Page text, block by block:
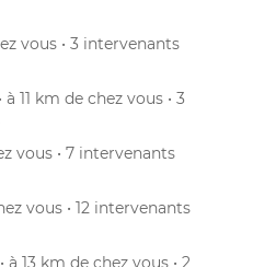
vous • 3 intervenants
• à 11 km de chez vous • 3
vous • 7 intervenants
vous • 12 intervenants
• à 13 km de chez vous • 2